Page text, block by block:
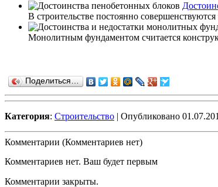
В строительстве постоянно
Монолитным фундаментом считается
Поделиться…
Категория: Строительство | Опубликовано
Комментарии (Комментариев нет)
Комментариев нет. Ваш будет первым
Комментарии закрыты.